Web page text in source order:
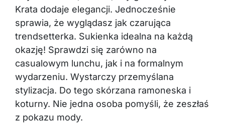
Krata dodaje elegancji. Jednocześnie
sprawia, że wyglądasz jak czarująca
trendsetterka. Sukienka idealna na każdą
okazję! Sprawdzi się zarówno na
casualowym lunchu, jak i na formalnym
wydarzeniu. Wystarczy przemyślana
stylizacja. Do tego skórzana ramoneska i
koturny. Nie jedna osoba pomyśli, że zeszłaś
z pokazu mody.